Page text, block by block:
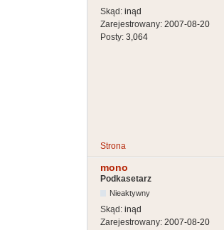
Skąd: inąd
Zarejestrowany: 2007-08-20
Posty: 3,064
Strona
mono
Podkasetarz
Nieaktywny
Skąd: inąd
Zarejestrowany: 2007-08-20